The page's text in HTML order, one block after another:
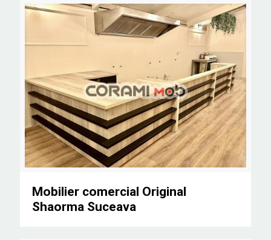
Mobilier comercial Original Shaorma Suceava
Mobilier comercial Original
Shaorma Suceava